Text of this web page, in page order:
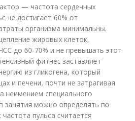
— частота сердечных
не достигает 60% от
организма минимальны.
жировых клеток,
до 60-70% и не превышать этот
фитнес заставляет
из гликогена, который
и печени, почти не затрагивая
неимением специального
занятия можно определять по
пульса считается